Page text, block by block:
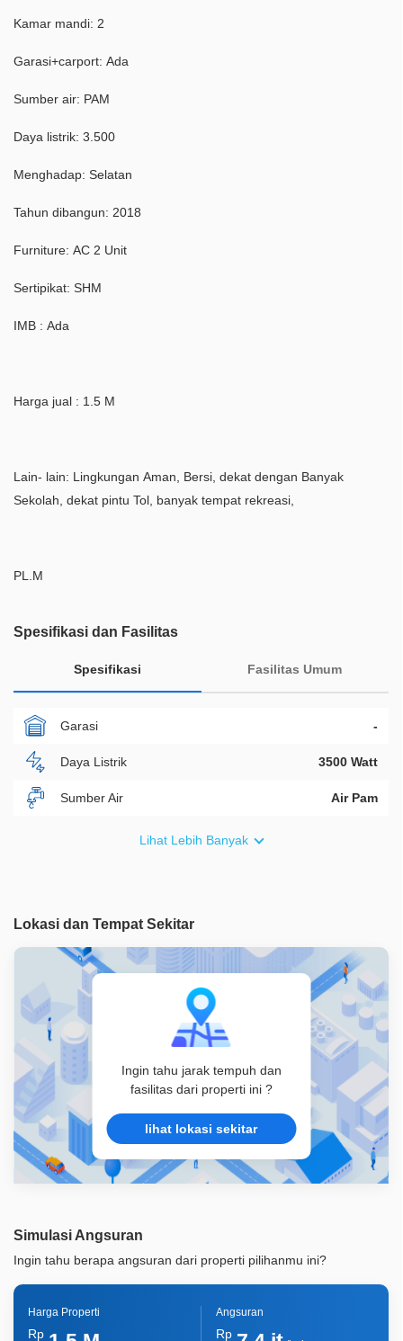
Kamar mandi: 2
Garasi+carport: Ada
Sumber air: PAM
Daya listrik: 3.500
Menghadap: Selatan
Tahun dibangun: 2018
Furniture: AC 2 Unit
Sertipikat: SHM
IMB : Ada
Harga jual : 1.5 M
Lain- lain: Lingkungan Aman, Bersi, dekat dengan Banyak
Sekolah, dekat pintu Tol, banyak tempat rekreasi,
PL.M
Spesifikasi dan Fasilitas
Spesifikasi Fasilitas Umum
Garasi -
Daya Listrik 3500 Watt
Sumber Air Air Pam
Lihat Lebih Banyak
Lokasi dan Tempat Sekitar
Ingin tahu jarak tempuh dan
fasilitas dari properti ini ?
lihat lokasi sekitar
Simulasi Angsuran
Ingin tahu berapa angsuran dari properti pilihanmu ini?
Harga Properti
Rp
Angsuran
Rp